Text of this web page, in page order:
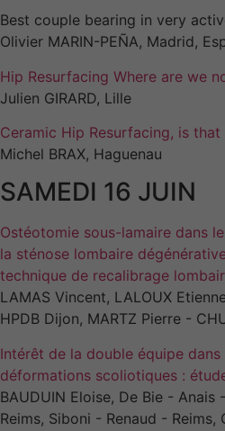
Best couple bearing in very
Olivier MARIN-PEÑA, Madrid,
Hip Resurfacing Where are we
Julien GIRARD, Lille
Ceramic Hip Resurfacing, is
Michel BRAX, Haguenau
SAMEDI 16 JUIN
Ostéotomie sous-lamaire dans
la sténose lombaire
technique de recalibrage
LAMAS Vincent, LALOUX
HPDB Dijon, MARTZ Pierre -
Intérêt de la double équipe
déformations scoliotiques :
BAUDUIN Eloise, De Bie - Anais
Reims, Siboni - Renaud - Reims,